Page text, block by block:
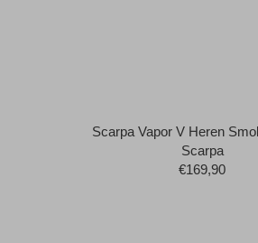
Scarpa Vapor V Heren
Scarpa
€169,90